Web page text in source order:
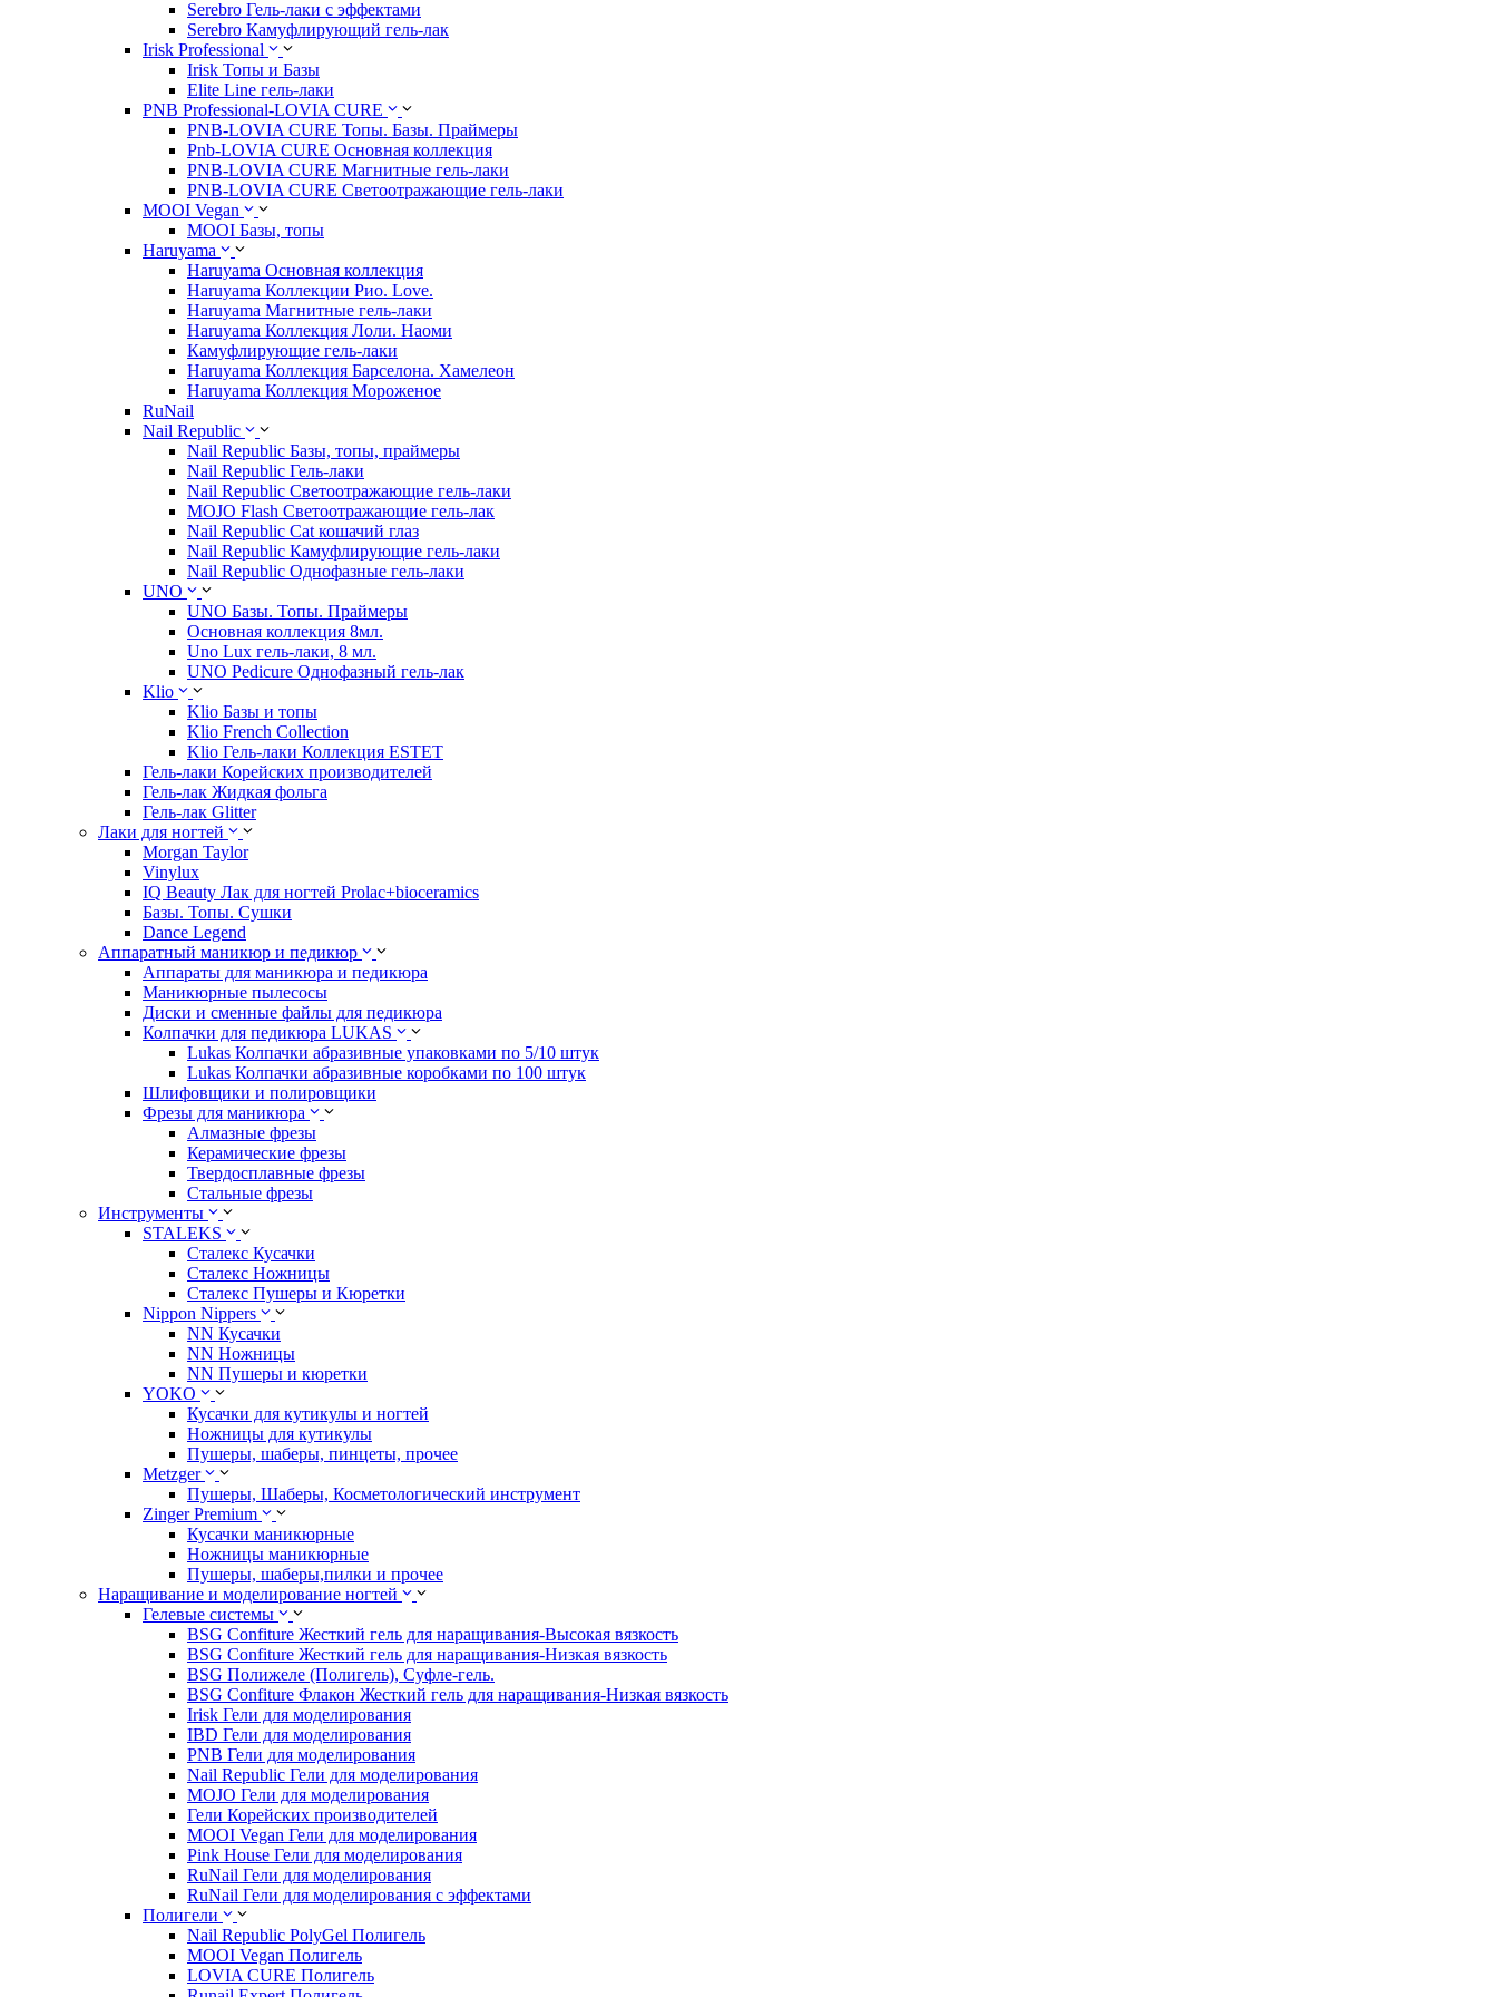
Serebro Гель-лаки с эффектами
Serebro Камуфлирующий гель-лак
Irisk Professional
Irisk Топы и Базы
Elite Line гель-лаки
PNB Professional-LOVIA CURE
PNB-LOVIA CURE Топы. Базы. Праймеры
Pnb-LOVIA CURE Основная коллекция
PNB-LOVIA CURE Магнитные гель-лаки
PNB-LOVIA CURE Cветоотражающие гель-лаки
MOOI Vegan
MOOI Базы, топы
Haruyama
Haruyama Основная коллекция
Haruyama Коллекции Рио. Love.
Haruyama Магнитные гель-лаки
Haruyama Коллекция Лоли. Наоми
Камуфлирующие гель-лаки
Haruyama Коллекция Барселона. Хамелеон
Haruyama Коллекция Мороженое
RuNail
Nail Republic
Nail Republic Базы, топы, праймеры
Nail Republic Гель-лаки
Nail Republic Светоотражающие гель-лаки
MOJO Flash Светоотражающие гель-лак
Nail Republic Cat кошачий глаз
Nail Republic Камуфлирующие гель-лаки
Nail Republic Однофазные гель-лаки
UNO
UNO Базы. Топы. Праймеры
Основная коллекция 8мл.
Uno Lux гель-лаки, 8 мл.
UNO Pedicure Однофазный гель-лак
Klio
Klio Базы и топы
Klio French Collection
Klio Гель-лаки Коллекция ESTET
Гель-лаки Корейских производителей
Гель-лак Жидкая фольга
Гель-лак Glitter
Лаки для ногтей
Morgan Taylor
Vinylux
IQ Beauty Лак для ногтей Prolac+bioceramics
Базы. Топы. Сушки
Dance Legend
Аппаратный маникюр и педикюр
Аппараты для маникюра и педикюра
Маникюрные пылесосы
Диски и сменные файлы для педикюра
Колпачки для педикюра LUKAS
Lukas Колпачки абразивные упаковками по 5/10 штук
Lukas Колпачки абразивные коробками по 100 штук
Шлифовщики и полировщики
Фрезы для маникюра
Алмазные фрезы
Керамические фрезы
Твердосплавные фрезы
Стальные фрезы
Инструменты
STALEKS
Сталекс Кусачки
Сталекс Ножницы
Сталекс Пушеры и Кюретки
Nippon Nippers
NN Кусачки
NN Ножницы
NN Пушеры и кюретки
YOKO
Кусачки для кутикулы и ногтей
Ножницы для кутикулы
Пушеры, шаберы, пинцеты, прочее
Metzger
Пушеры, Шаберы, Косметологический инструмент
Zinger Premium
Кусачки маникюрные
Ножницы маникюрные
Пушеры, шаберы,пилки и прочее
Наращивание и моделирование ногтей
Гелевые системы
BSG Confiture Жесткий гель для наращивания-Высокая вязкость
BSG Confiture Жесткий гель для наращивания-Низкая вязкость
BSG Полижеле (Полигель), Суфле-гель.
BSG Confiture Флакон Жесткий гель для наращивания-Низкая вязкость
Irisk Гели для моделирования
IBD Гели для моделирования
PNB Гели для моделирования
Nail Republic Гели для моделирования
MOJO Гели для моделирования
Гели Корейских производителей
MOOI Vegan Гели для моделирования
Pink House Гели для моделирования
RuNail Гели для моделирования
RuNail Гели для моделирования с эффектами
Полигели
Nail Republic PolyGel Полигель
MOOI Vegan Полигель
LOVIA CURE Полигель